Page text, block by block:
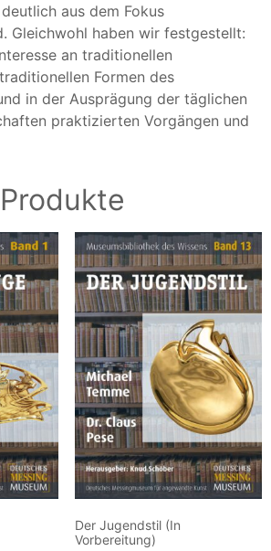
aus dem Fokus
Gleichwohl haben wir festgestellt:
an traditionellen
Formen des
in der Ausprägung der täglichen
praktizierten Vorgängen und
Der Jugendstil (In
Vorbereitung)